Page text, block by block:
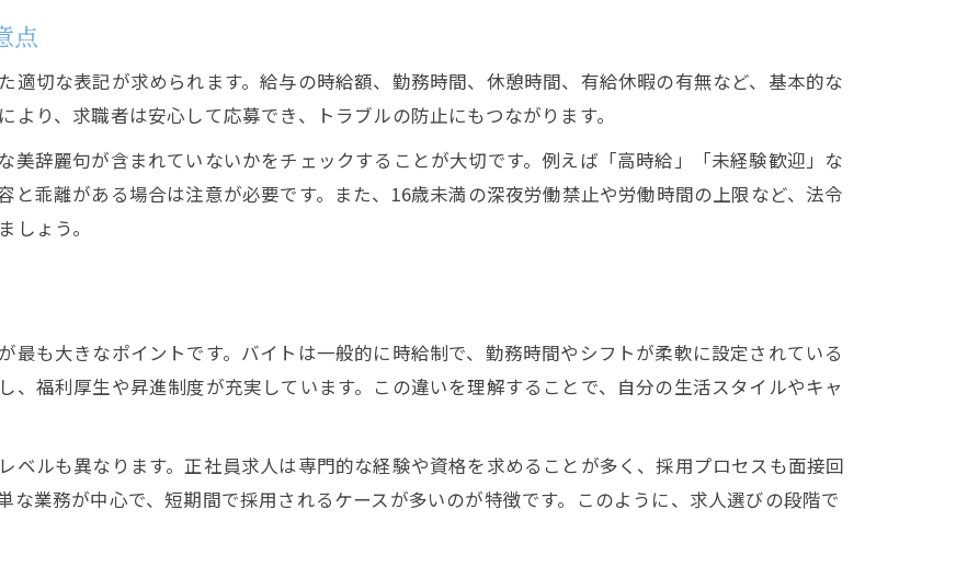
点
適切な表記が求められます。給与の時給額、勤務時間、休憩時間、有給休暇の有無など、基本的な
り、求職者は安心して応募でき、トラブルの防止にもつながります。
美辞麗句が含まれていないかをチェックすることが大切です。例えば「高時給」「未経験歓迎」な
と乖離がある場合は注意が必要です。また、16歳未満の深夜労働禁止や労働時間の上限など、法令
ょう。
最も大きなポイントです。バイトは一般的に時給制で、勤務時間やシフトが柔軟に設定されている
福利厚生や昇進制度が充実しています。この違いを理解することで、自分の生活スタイルやキャ
ベルも異なります。正社員求人は専門的な経験や資格を求めることが多く、採用プロセスも面接回
業務が中心で、短期間で採用されるケースが多いのが特徴です。このように、求人選びの段階で